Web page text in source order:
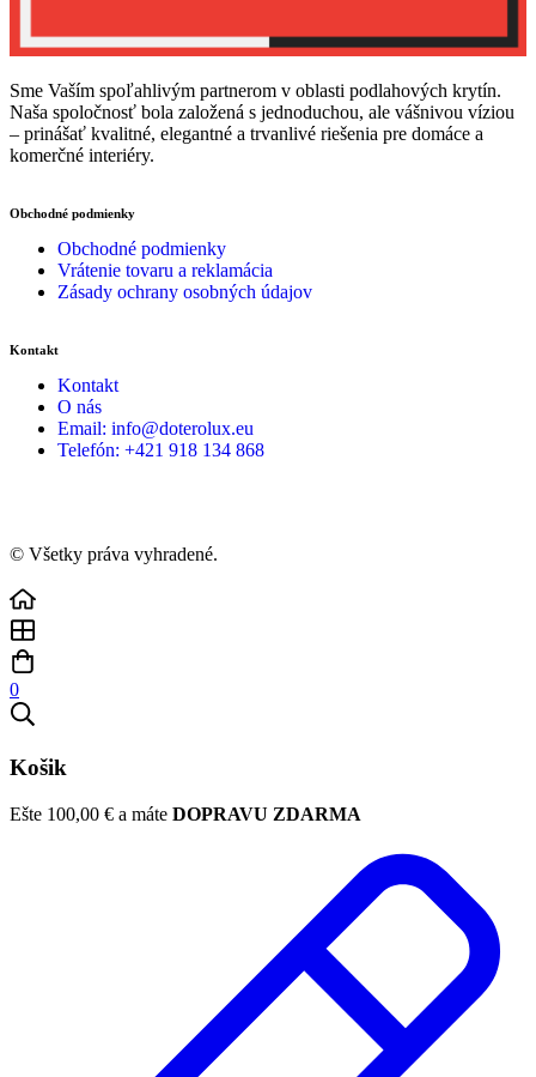
Sme Vaším spoľahlivým partnerom v oblasti podlahových krytín.
Naša spoločnosť bola založená s jednoduchou, ale vášnivou víziou
– prinášať kvalitné, elegantné a trvanlivé riešenia pre domáce a
komerčné interiéry.
Obchodné podmienky
Obchodné podmienky
Vrátenie tovaru a reklamácia
Zásady ochrany osobných údajov
Kontakt
Kontakt
O nás
Email: info@doterolux.eu
Telefón: +421 918 134 868
© Všetky práva vyhradené.
0
Košik
Ešte 100,00 € a máte DOPRAVU ZDARMA